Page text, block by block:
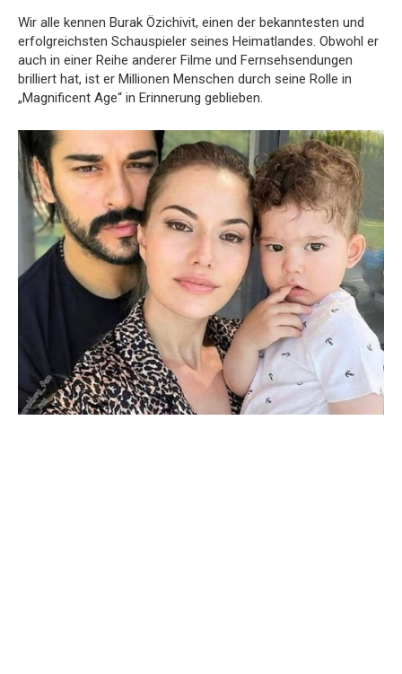
Wir alle kennen Burak Özichivit, einen der bekanntesten und
erfolgreichsten Schauspieler seines Heimatlandes. Obwohl er
auch in einer Reihe anderer Filme und Fernsehsendungen
brilliert hat, ist er Millionen Menschen durch seine Rolle in
„Magnificent Age“ in Erinnerung geblieben.